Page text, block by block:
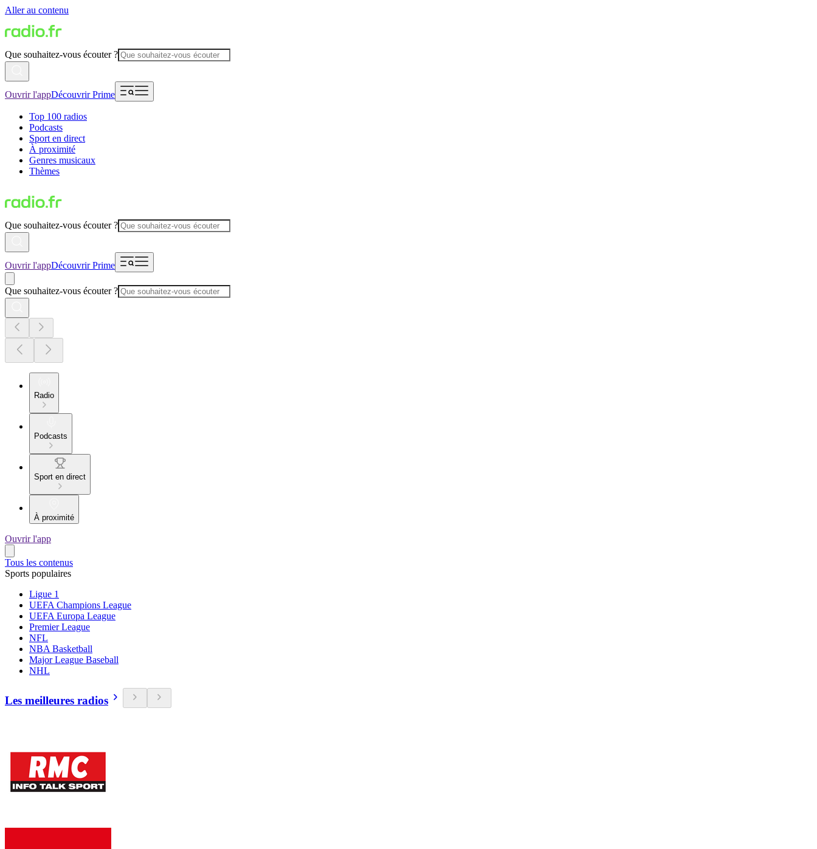
Aller au contenu
Que souhaitez-vous écouter ?
Ouvrir l'appDécouvrir Prime
Top 100 radios
Podcasts
Sport en direct
À proximité
Genres musicaux
Thèmes
Que souhaitez-vous écouter ?
Ouvrir l'appDécouvrir Prime
Que souhaitez-vous écouter ?
Radio
Podcasts
Sport en direct
À proximité
Ouvrir l'app
Tous les contenus
Sports populaires
Ligue 1
UEFA Champions League
UEFA Europa League
Premier League
NFL
NBA Basketball
Major League Baseball
NHL
Les meilleures radios